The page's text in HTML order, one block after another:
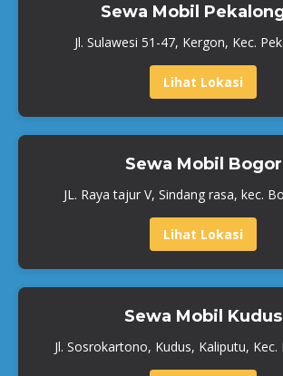
Sewa Mobil
Jl. Sulawesi 51-47, Kergon, Kec.
Lihat Lokasi
Sewa Mobil Bogor
JL. Raya tajur V, Sindang rasa, kec.
Lihat Lokasi
Sewa Mobil Kudus
Jl. Sosrokartono, Kudus, Kaliputu, Kec.